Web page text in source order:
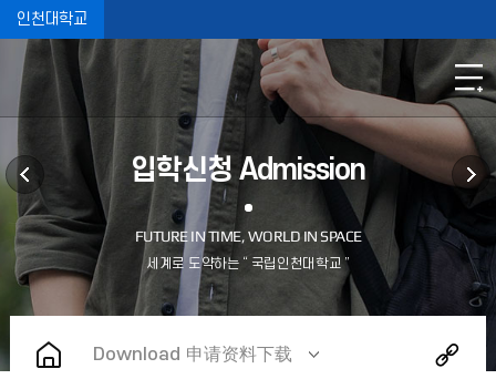
인천대학교
입학신청 Admission
Download 申请资料下载